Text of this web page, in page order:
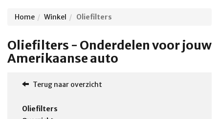
Home Winkel Oliefilters
Oliefilters - Onderdelen voor jouw
Amerikaanse auto
Terug naar overzicht
Oliefilters